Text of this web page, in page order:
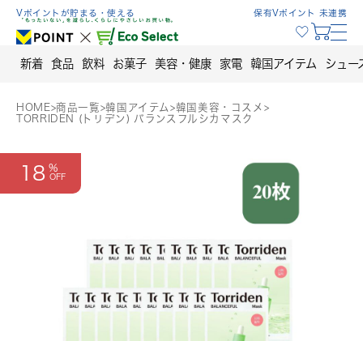
Skip
content
Vポイントが貯まる・使える 保有Vポイント 未連携
新着 食品 飲料 お菓子 美容・健康 家電 韓国アイテム シュー
HOME>商品一覧>韓国アイテム>韓国美容・コスメ >
TORRIDEN (トリデン) バランスフルシカマスク
18